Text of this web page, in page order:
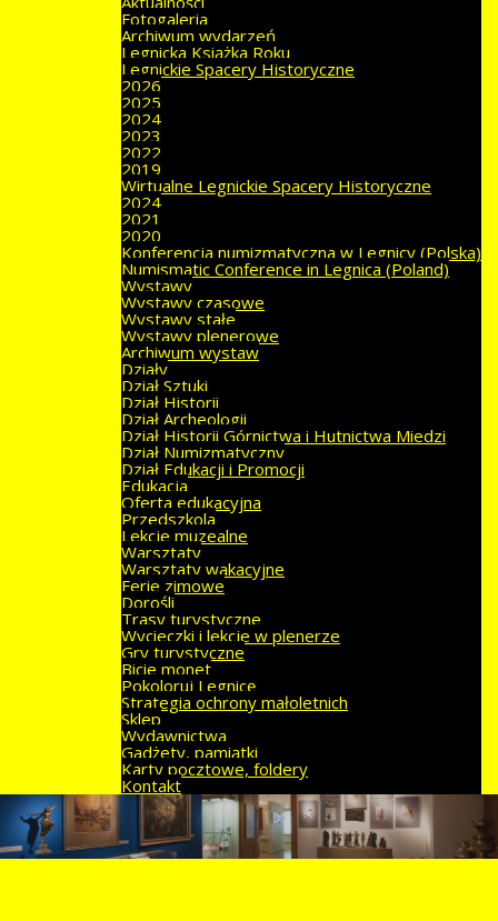
Fotogaleria
Archiwum wydarzeń
Legnicka Książka Roku
Legnickie Spacery Historyczne
2026
2025
2024
2023
2022
2019
Wirtualne Legnickie Spacery Historyczne
2024
2021
2020
Konferencja numizmatyczna w Legnicy (Polska)
Numismatic Conference in Legnica (Poland)
Wystawy
Wystawy czasowe
Wystawy stałe
Wystawy plenerowe
Archiwum wystaw
Działy
Dział Sztuki
Dział Historii
Dział Archeologii
Dział Historii Górnictwa i Hutnictwa Miedzi
Dział Numizmatyczny
Dział Edukacji i Promocji
Edukacja
Oferta edukacyjna
Przedszkola
Lekcje muzealne
Warsztaty
Warsztaty wakacyjne
Ferie zimowe
Dorośli
Trasy turystyczne
Wycieczki i lekcje w plenerze
Gry turystyczne
Bicie monet
Pokoloruj Legnicę
Strategia ochrony małoletnich
Sklep
Wydawnictwa
Gadżety, pamiątki
Karty pocztowe, foldery
Kontakt